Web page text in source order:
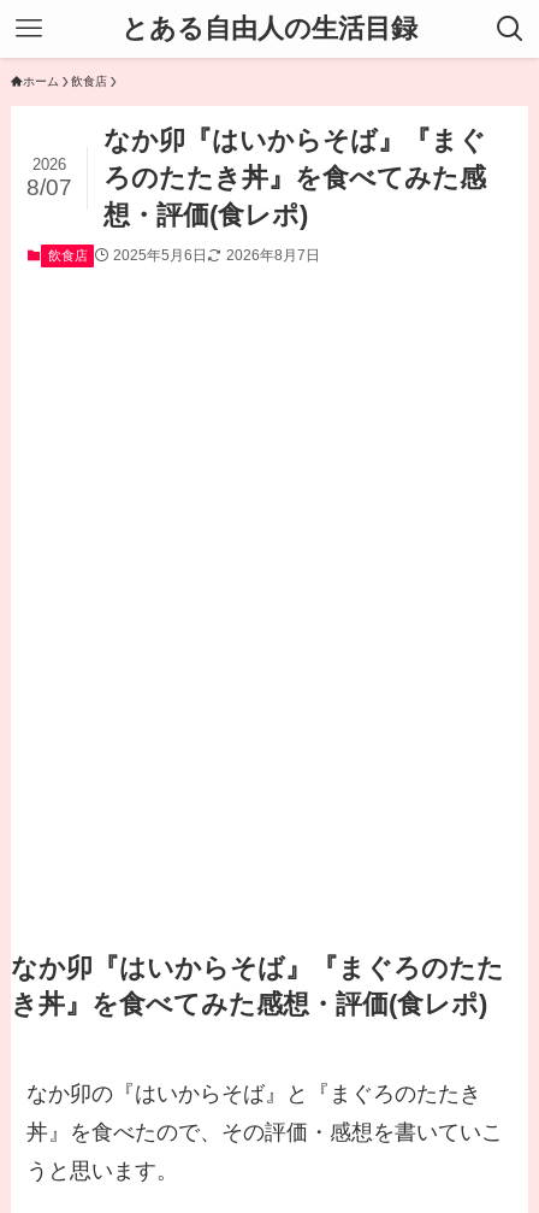
とある自由人の生活目録
ホーム 飲食店
なか卯『はいからそば』『まぐ
ろのたたき丼』を食べてみた感
想・評価(食レポ)
2026
8/07
飲食店 2025年5月6日 2026年8月7日
なか卯『はいからそば』『まぐろのたた
き丼』を食べてみた感想・評価(食レポ)
なか卯の『はいからそば』と『まぐろのたたき
丼』を食べたので、その評価・感想を書いていこ
うと思います。